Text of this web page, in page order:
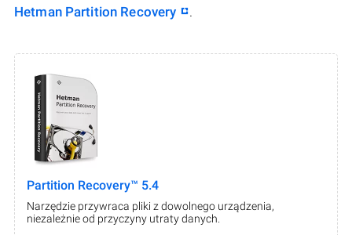
Hetman Partition Recovery
.
Partition Recovery™ 5.4
Narzędzie przywraca pliki z dowolnego urządzenia,
niezależnie od przyczyny utraty danych.